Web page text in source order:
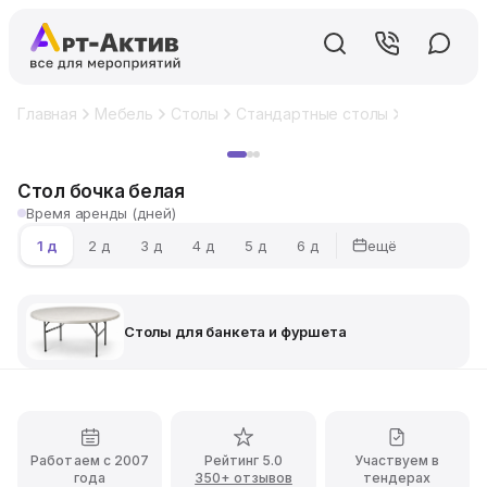
Главная Мебель Столы Стандартные столы
Cтол бочка белая
Время аренды (дней)
1 д
2 д 3 д 4 д 5 д 6 д ещё
Столы для банкета и фуршета
Работаем с 2007
года
Рейтинг 5.0
350+ отзывов
Участвуем в
тендерах